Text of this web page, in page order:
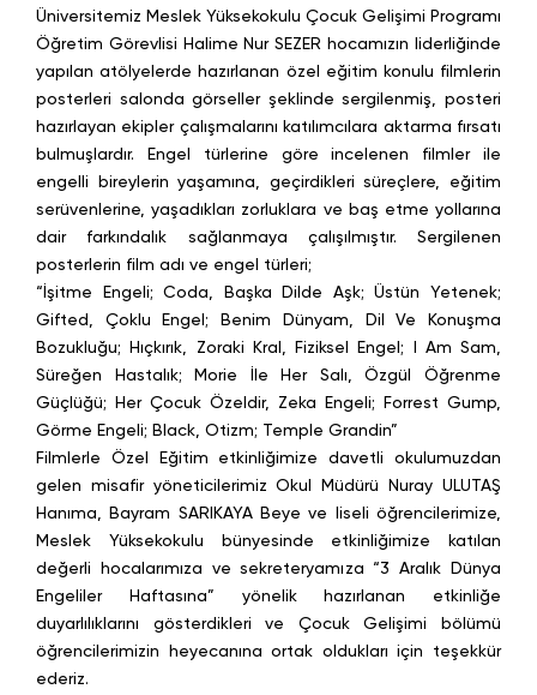
Üniversitemiz Meslek Yüksekokulu Çocuk Gelişimi Programı
Öğretim Görevlisi Halime Nur SEZER hocamızın liderliğinde
yapılan atölyelerde hazırlanan özel eğitim konulu filmlerin
posterleri salonda görseller şeklinde sergilenmiş, posteri
hazırlayan ekipler çalışmalarını katılımcılara aktarma fırsatı
bulmuşlardır. Engel türlerine göre incelenen filmler ile
engelli bireylerin yaşamına, geçirdikleri süreçlere, eğitim
serüvenlerine, yaşadıkları zorluklara ve baş etme yollarına
dair farkındalık sağlanmaya çalışılmıştır. Sergilenen
posterlerin film adı ve engel türleri;
“İşitme Engeli; Coda, Başka Dilde Aşk; Üstün Yetenek;
Gifted, Çoklu Engel; Benim Dünyam, Dil Ve Konuşma
Bozukluğu; Hıçkırık, Zoraki Kral, Fiziksel Engel; I Am Sam,
Süreğen Hastalık; Morie İle Her Salı, Özgül Öğrenme
Güçlüğü; Her Çocuk Özeldir, Zeka Engeli; Forrest Gump,
Görme Engeli; Black, Otizm; Temple Grandin”
Filmlerle Özel Eğitim etkinliğimize davetli okulumuzdan
gelen misafir yöneticilerimiz Okul Müdürü Nuray ULUTAŞ
Hanıma, Bayram SARIKAYA Beye ve liseli öğrencilerimize,
Meslek Yüksekokulu bünyesinde etkinliğimize katılan
değerli hocalarımıza ve sekreteryamıza “3 Aralık Dünya
Engeliler Haftasına” yönelik hazırlanan etkinliğe
duyarlılıklarını gösterdikleri ve Çocuk Gelişimi bölümü
öğrencilerimizin heyecanına ortak oldukları için teşekkür
ederiz.